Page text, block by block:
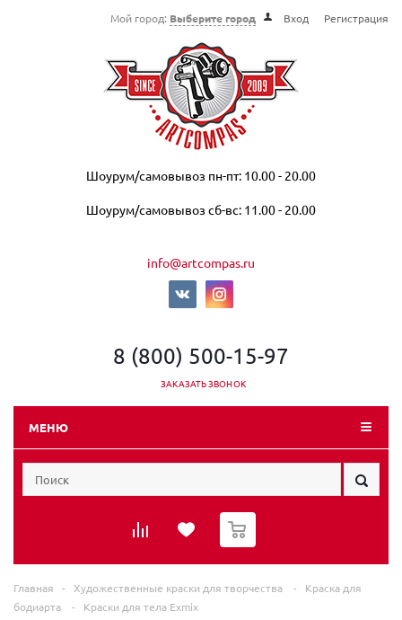
Мой город: Выберите город Вход Регистрация
Шоурум/самовывоз пн-пт: 10.00 - 20.00
Шоурум/самовывоз сб-вс: 11.00 - 20.00
info@artcompas.ru
8 (800) 500-15-97
ЗАКАЗАТЬ ЗВОНОК
МЕНЮ
0
Главная - Художественные краски для творчества -
Краска для
бодиарта
- Краски для тела Exmix